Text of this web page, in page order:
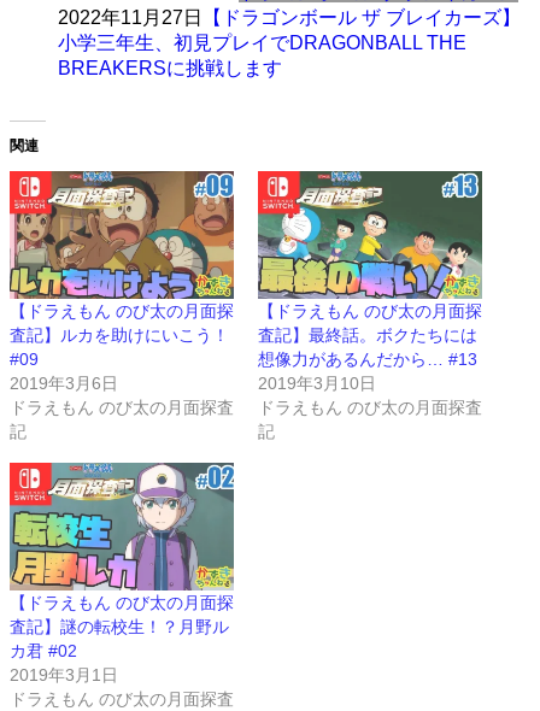
2022年11月27日
【ドラゴンボール ザ ブレイカーズ】
小学三年生、初見プレイでDRAGONBALL THE
BREAKERSに挑戦します
関連
【ドラえもん のび太の月面探
査記】ルカを助けにいこう！
#09
2019年3月6日
ドラえもん のび太の月面探査
記
【ドラえもん のび太の月面探
査記】最終話。ボクたちには
想像力があるんだから… #13
2019年3月10日
ドラえもん のび太の月面探査
記
【ドラえもん のび太の月面探
査記】謎の転校生！？月野ル
カ君 #02
2019年3月1日
ドラえもん のび太の月面探査